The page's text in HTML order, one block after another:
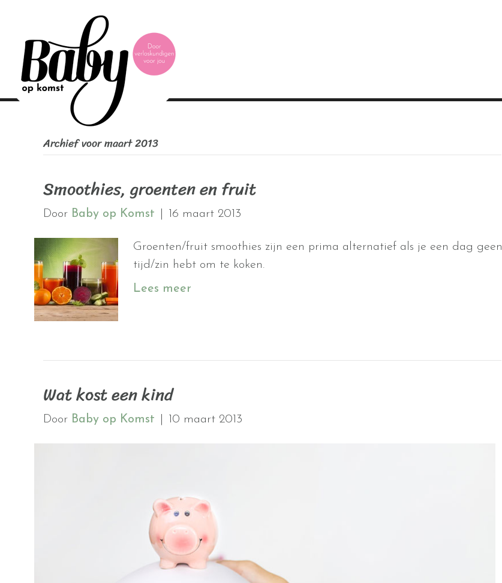
Archief voor maart 2013
Smoothies, groenten en fruit
Door Baby op Komst 16 maart 2013
Groenten/fruit smoothies zijn een prima alternatief als je een dag geen
tijd/zin hebt om te koken.
Lees meer
Wat kost een kind
Door Baby op Komst 10 maart 2013